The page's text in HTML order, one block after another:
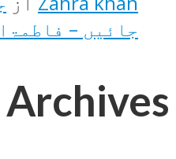
جائیں –
Archives